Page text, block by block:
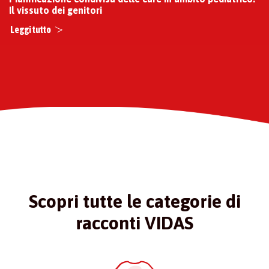
Il vissuto dei genitori
Leggi tutto
Scopri tutte le categorie di
racconti VIDAS